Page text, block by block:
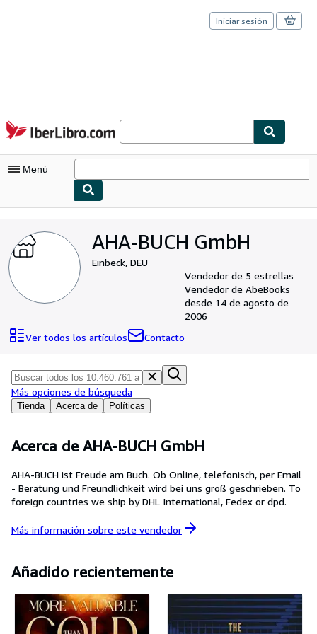
Pasar al contenido principal
IberLibro.com
Iniciar sesión
Menú
Consultar mis pedidos
Búsqueda avanzada
Libros antiguos
Arte y coleccionismo
Vendedores
Ayuda
AHA-BUCH GmbH
Einbeck, DEU
Vendedor de 5 estrellas
Vendedor de AbeBooks
desde 14 de agosto de
2006
Ver todos los artículos
Contacto
Tienda Acerca de Políticas
Más opciones de búsqueda
Acerca de AHA-BUCH GmbH
AHA-BUCH ist Freude am Buch. Ob Online, telefonisch, per Email
- Beratung und Freundlichkeit wird bei uns groß geschrieben. To
foreign countries we ship by DHL International, Fedex or dpd.
Más información sobre este vendedor
Añadido recientemente